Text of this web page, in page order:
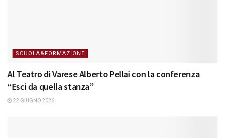
SCUOLA&FORMAZIONE
Al Teatro di Varese Alberto Pellai con la conferenza
“Esci da quella stanza”
22 GIUGNO 2026